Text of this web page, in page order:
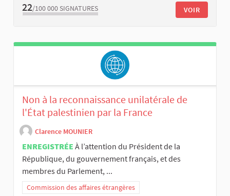
22/100 000 SIGNATURES VOIR
Non à la reconnaissance unilatérale de
l'État palestinien par la France
Clarence MOUNIER
ENREGISTRÉE À l’attention du Président de la
République, du gouvernement français, et des
membres du Parlement, ...
Commission des affaires étrangères